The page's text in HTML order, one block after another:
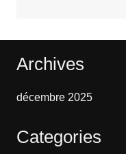
Archives
décembre 2025
Categories